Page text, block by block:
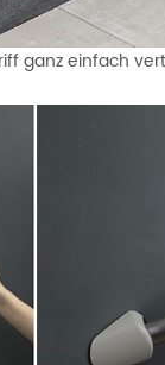
ganz einfach